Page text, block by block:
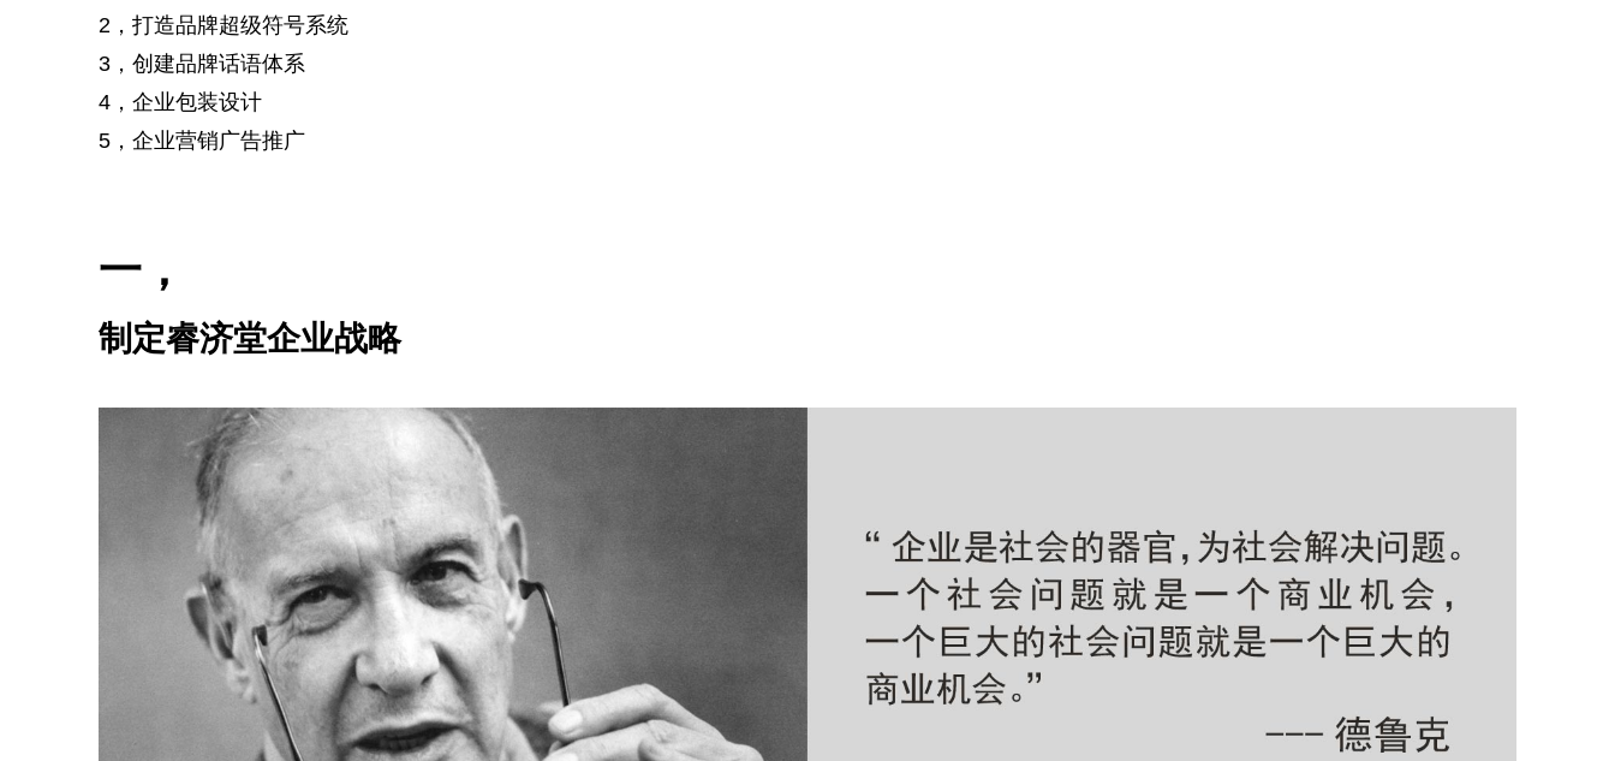
2，打造品牌超级符号系统
3，创建品牌话语体系
4，企业包装设计
5，企业营销广告推广
一，
制定睿济堂企业战略